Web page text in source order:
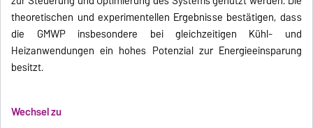
theoretischen und experimentellen Ergebnisse bestätigen, dass
die GMWP insbesondere bei gleichzeitigen Kühl- und
Heizanwendungen ein hohes Potenzial zur Energieeinsparung
besitzt.
Wechsel zu